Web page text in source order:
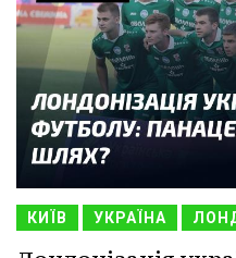
КИЇВ УКРАЇНА